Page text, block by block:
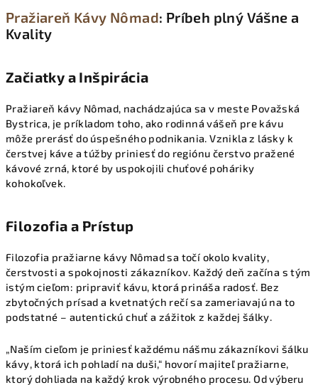
Pražiareň Kávy Nômad: Príbeh plný Vášne a
Kvality
Začiatky a Inšpirácia
Pražiareň kávy Nômad, nachádzajúca sa v meste Považská
Bystrica, je príkladom toho, ako rodinná vášeň pre kávu
môže prerásť do úspešného podnikania. Vznikla z lásky k
čerstvej káve a túžby priniesť do regiónu čerstvo pražené
kávové zrná, ktoré by uspokojili chuťové poháriky
kohokoľvek.
Filozofia a Prístup
Filozofia pražiarne kávy Nômad sa točí okolo kvality,
čerstvosti a spokojnosti zákazníkov. Každý deň začína s tým
istým cieľom: pripraviť kávu, ktorá prináša radosť. Bez
zbytočných prísad a kvetnatých rečí sa zameriavajú na to
podstatné – autentickú chuť a zážitok z každej šálky.
„Naším cieľom je priniesť každému nášmu zákazníkovi šálku
kávy, ktorá ich pohladí na duši,“ hovorí majiteľ pražiarne,
ktorý dohliada na každý krok výrobného procesu. Od výberu